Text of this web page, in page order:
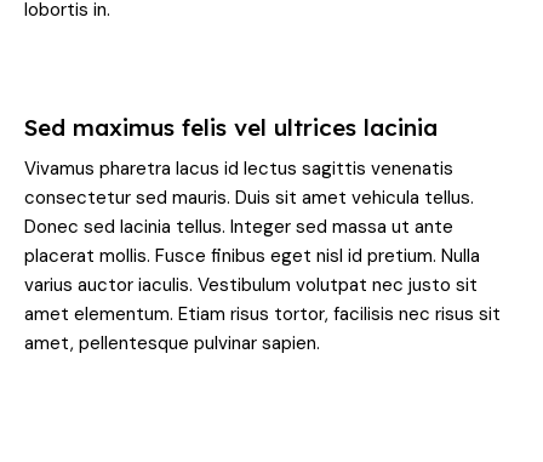
lobortis in.
Sed maximus felis vel ultrices lacinia
Vivamus pharetra lacus id lectus sagittis venenatis
consectetur sed mauris. Duis sit amet vehicula tellus.
Donec sed lacinia tellus. Integer sed massa ut ante
placerat mollis. Fusce finibus eget nisl id pretium. Nulla
varius auctor iaculis. Vestibulum volutpat nec justo sit
amet elementum. Etiam risus tortor, facilisis nec risus sit
amet, pellentesque pulvinar sapien.